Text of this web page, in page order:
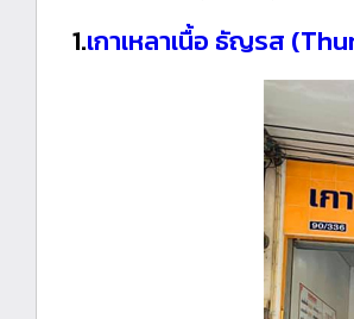
1.เกาเหลาเนื้อ ธัญรส